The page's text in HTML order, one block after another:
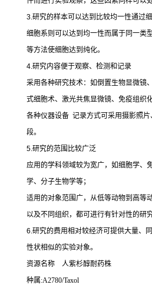
3.研究的样本可以达到比较均一性通过
细胞系则可以达到均一性而属于同一类
等方法使细胞达到纯化。
4.研究内容便于观察、检测和记录
采用各种研究技术：如倒置生物显微镜
式细胞术、激光共焦显微镜、免疫组织
各种仪器设备 记录方式可采用摄影照
段。
5.研究的范围比较广泛
应用的学科领域较为宽广，如细胞学、
学、分子生物学等；
适用的对象范围广，从低等动物到高等
以及不同组织，都可进行有针对性的研究
6.研究的费用相对较经济可提供大量、
性状相似的实验对象。
资源名称 人紫杉醇耐药株
种属:A2780/Taxol